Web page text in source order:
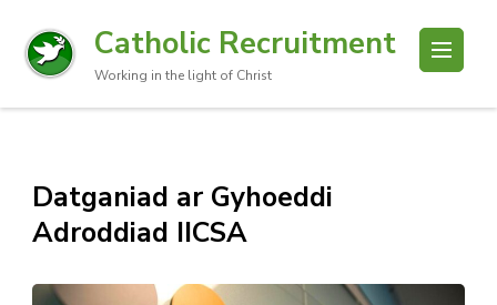
Catholic Recruitment
Working in the light of Christ
Datganiad ar Gyhoeddi
Adroddiad IICSA